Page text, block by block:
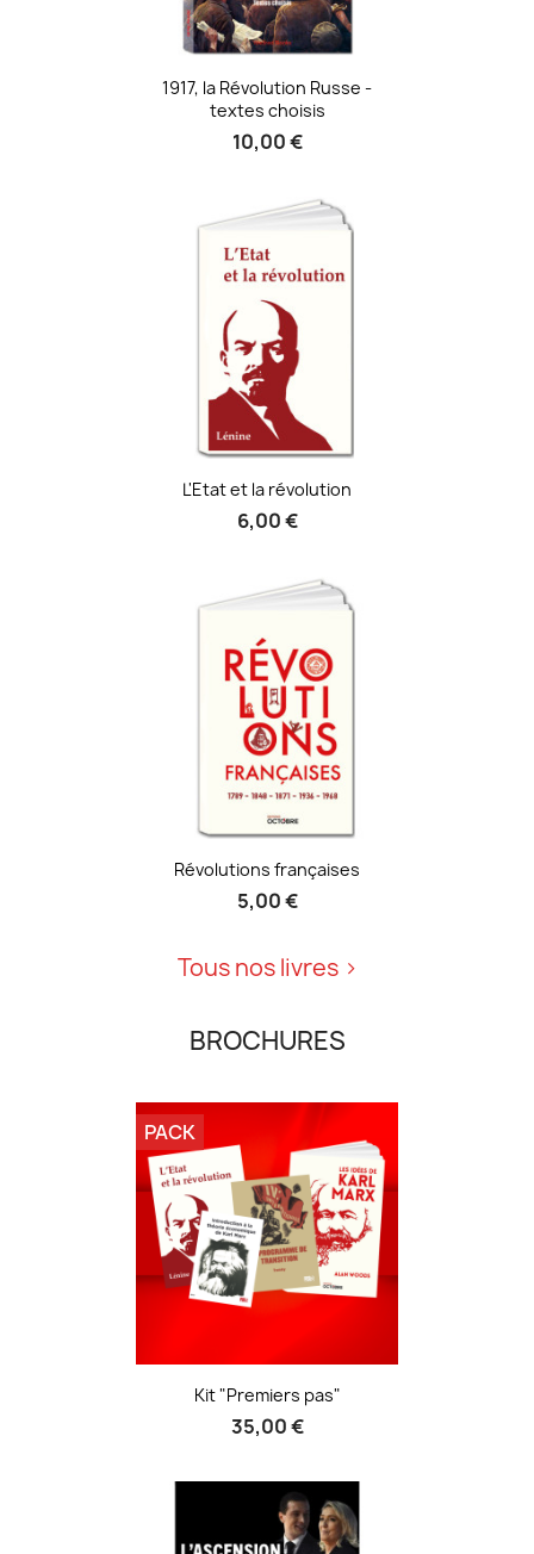
1917, la Révolution Russe -
textes choisis
10,00 €
L'Etat et la révolution
6,00 €
Révolutions françaises
5,00 €
Tous nos livres
BROCHURES
Kit "Premiers pas"
35,00 €
PACK